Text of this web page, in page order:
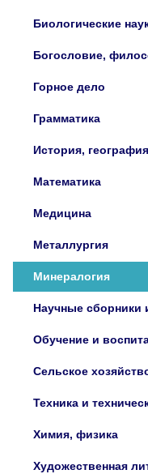
Биологические
Богословие,
Горное дело
Грамматика
История, география
Математика
Медицина
Металлургия
Минералогия
Научные сборники
Обучение и
Сельское
Техника и
Химия, физика
Художественная